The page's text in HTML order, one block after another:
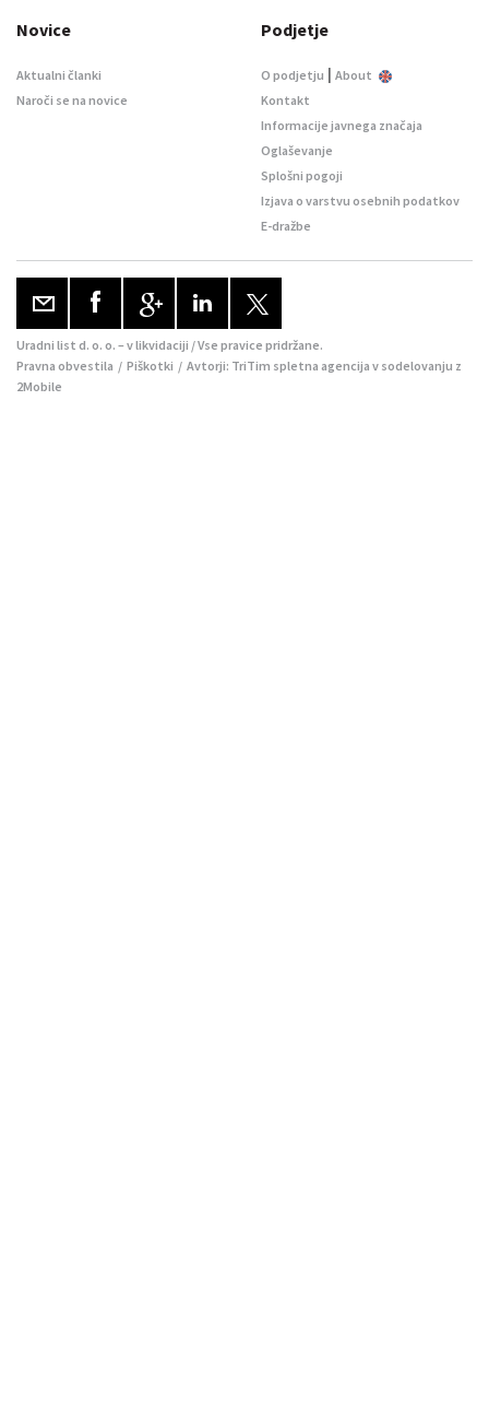
Novice
Aktualni članki
Naroči se na novice
Podjetje
O podjetju | About
Kontakt
Informacije javnega značaja
Oglaševanje
Splošni pogoji
Izjava o varstvu osebnih podatkov
E-dražbe
Uradni list d. o. o. – v likvidaciji / Vse pravice pridržane.
Pravna obvestila / Piškotki / Avtorji: TriTim spletna agencija v sodelovanju z
2Mobile